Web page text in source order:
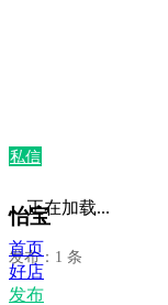
私信
怡宝
发布：1 条
正在加载...
首页
好店
发布